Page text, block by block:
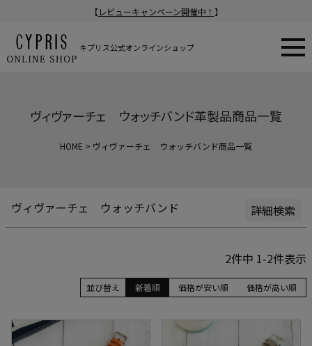
【 レビューキャンペーン開催中！ 】
キプリス公式オンラインショップ
ヴィヴァーチェ ウォッチバンド革製品商品一覧
HOME ヴィヴァーチェ ウォッチバンド商品一覧
ヴィヴァーチェ ウォッチバンド 詳細検索
登録順
価格が安い順
価格が高い順
並び替え 価格が安い順 価格が高い順
新着順
2件中 1-2件表示